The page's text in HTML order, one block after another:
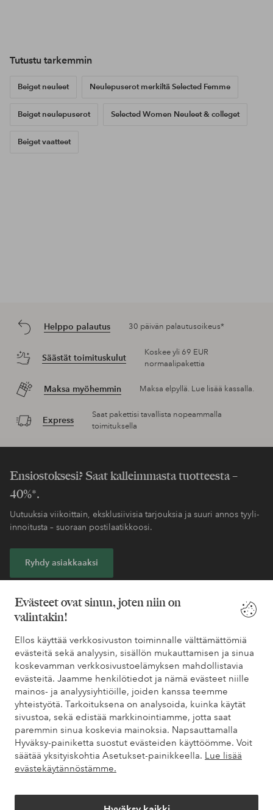
Evästeet ovat sinun, joten niin on
valintakin!
Ellos käyttää verkkosivuston toiminnalle välttämättömiä
evästeitä sekä analyysin, sisällön mukauttamisen ja sinua
koskevamman verkkosivustoelämyksen mahdollistavia
evästeitä. Jaamme henkilötiedot ja nämä evästeet niille
mainos- ja analyysiyhtiöille, joiden kanssa teemme
yhteistyötä. Tarkoituksena on analysoida, kuinka käytät
sivustoa, sekä edistää markkinointiamme, jotta saat
paremmin sinua koskevia mainoksia. Napsauttamalla
Hyväksy-painiketta suostut evästeiden käyttöömme. Voit
säätää yksityiskohtia Asetukset-painikkeella. Lue lisää
evästekäytännöstämme.
Tutustu tarkemmin
Beiget neuleet Neulepuserot merkiltä Selected Femme
Beiget neulepuserot Selected Women Neuleet & colleget
Beiget vaatteet
Helppo palautus 30 päivän palautusoikeus*
Säästät toimituskulut
Koskee yli 69 EUR
normaalipakettia
Maksa myöhemmin Maksa elpyllä. Lue lisää kassalla.
Express
Saat pakettisi tavallista nopeammalla
toimituksella
Ensiostoksesi? Saat kalleimmasta tuotteesta –
40%*.
Uutuuksia viikoittain, eksklusiivisia tarjouksia ja suuri annos tyyli-
innoitusta – suoraan postilaatikkoosi.
Ryhdy asiakkaaksi
Tarvitsetko apua?
Löydät vastaukset useimmin kysyttyihin kysymyksiin usein
kysytyistä kysymyksistä. Löydät myös tietoa siitä, miten voit ottaa
meihin yhteyttä.
Asiakaspalvelu Tilaukset Maksutavat
Omat sivut
Tietoa Elloksesta